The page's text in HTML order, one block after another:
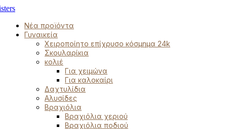
Νέα προϊόντα
Γυναικεία
Χειροποίητο επίχρυσο κόσμημα 24k
Σκουλαρίκια
κολιέ
Για χειμώνα
Για καλοκαίρι
Δαχτυλίδια
Αλυσίδες
Βραχιόλια
Βραχιόλια χεριού
Βραχιόλια ποδιού